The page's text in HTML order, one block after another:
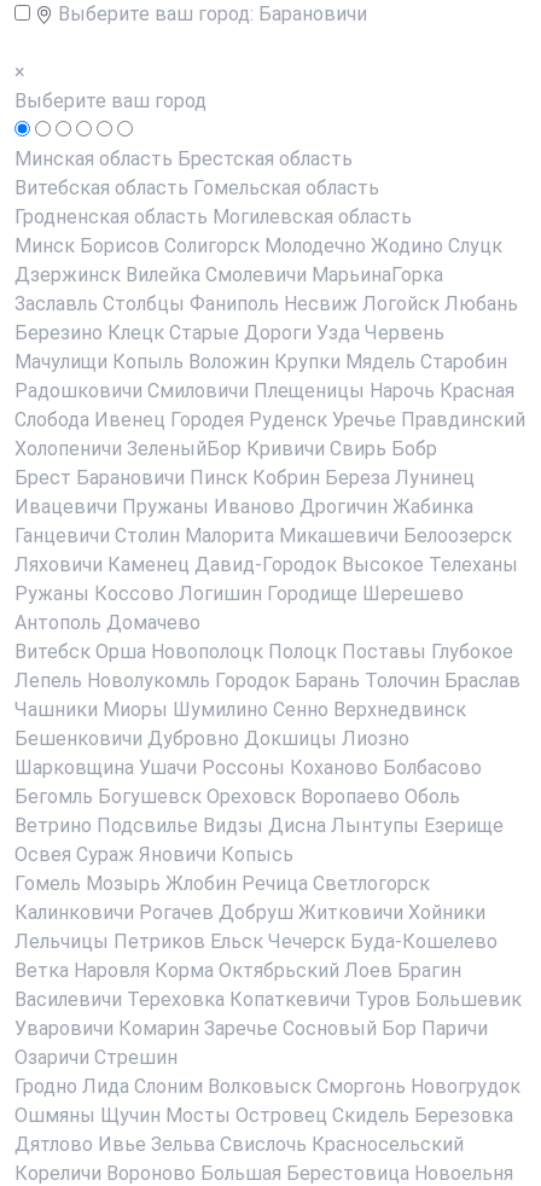
Выберите ваш город: Барановичи
×
Выберите ваш город
Минская область Брестская область
Витебская область Гомельская область
Гродненская область Могилевская область
Минск Борисов Солигорск Молодечно Жодино Слуцк
Дзержинск Вилейка Смолевичи МарьинаГорка
Заславль Столбцы Фаниполь Несвиж Логойск Любань
Березино Клецк Старые Дороги Узда Червень
Мачулищи Копыль Воложин Крупки Мядель Старобин
Радошковичи Смиловичи Плещеницы Нарочь Красная
Слобода Ивенец Городея Руденск Уречье Правдинский
Холопеничи ЗеленыйБор Кривичи Свирь Бобр
Брест Барановичи Пинск Кобрин Береза Лунинец
Ивацевичи Пружаны Иваново Дрогичин Жабинка
Ганцевичи Столин Малорита Микашевичи Белоозерск
Ляховичи Каменец Давид-Городок Высокое Телеханы
Ружаны Коссово Логишин Городище Шерешево
Антополь Домачево
Витебск Орша Новополоцк Полоцк Поставы Глубокое
Лепель Новолукомль Городок Барань Толочин Браслав
Чашники Миоры Шумилино Сенно Верхнедвинск
Бешенковичи Дубровно Докшицы Лиозно
Шарковщина Ушачи Россоны Коханово Болбасово
Бегомль Богушевск Ореховск Воропаево Оболь
Ветрино Подсвилье Видзы Дисна Лынтупы Езерище
Освея Сураж Яновичи Копысь
Гомель Мозырь Жлобин Речица Светлогорск
Калинковичи Рогачев Добруш Житковичи Хойники
Лельчицы Петриков Ельск Чечерск Буда-Кошелево
Ветка Наровля Корма Октябрьский Лоев Брагин
Василевичи Тереховка Копаткевичи Туров Большевик
Уваровичи Комарин Заречье Сосновый Бор Паричи
Озаричи Стрешин
Гродно Лида Слоним Волковыск Сморгонь Новогрудок
Ошмяны Щучин Мосты Островец Скидель Березовка
Дятлово Ивье Зельва Свислочь Красносельский
Кореличи Вороново Большая Берестовица Новоельня